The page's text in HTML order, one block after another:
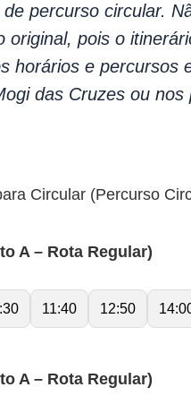
percurso circular.
original, pois o
horários e percursos
das Cruzes ou
Circular (Percurso
A – Rota Regular)
11:40 12:50
A – Rota Regular)